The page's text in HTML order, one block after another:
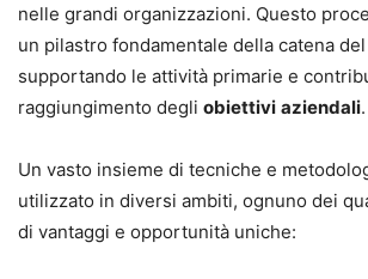
nelle grandi organizzazioni. Questo
un pilastro fondamentale della catena
supportando le attività primarie e
raggiungimento degli obiettivi aziendali.
Un vasto insieme di tecniche e
utilizzato in diversi ambiti, ognuno dei
di vantaggi e opportunità uniche: